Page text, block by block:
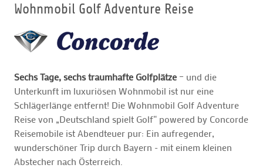
GOLFHOTELS
GOLFARRANGEMENTS
GOLF CARD
GOLF & WOMO
MALLORCA GOLFWOCHE
Wohnmobil Golf Adventure Reise
Sechs Tage, sechs traumhafte Golfplätze – und die
Unterkunft im luxuriösen Wohnmobil ist nur eine
Schlägerlänge entfernt! Die Wohnmobil Golf Adventure
Reise von „Deutschland spielt Golf“ powered by Concorde
Reisemobile ist Abendteuer pur: Ein aufregender,
wunderschöner Trip durch Bayern - mit einem kleinen
Abstecher nach Österreich.